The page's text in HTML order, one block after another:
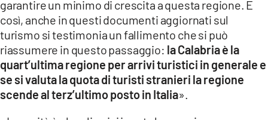
garantire un minimo di crescita a questa regione. E
così, anche in questi documenti aggiornati sul
turismo si testimonia un fallimento che si può
riassumere in questo passaggio: la Calabria è la
quart’ultima regione per arrivi turistici in generale e
se si valuta la quota di turisti stranieri la regione
scende al terz’ultimo posto in Italia».